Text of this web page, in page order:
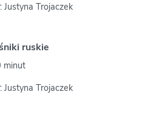
: Justyna Trojaczek
ruskie
minut
: Justyna Trojaczek